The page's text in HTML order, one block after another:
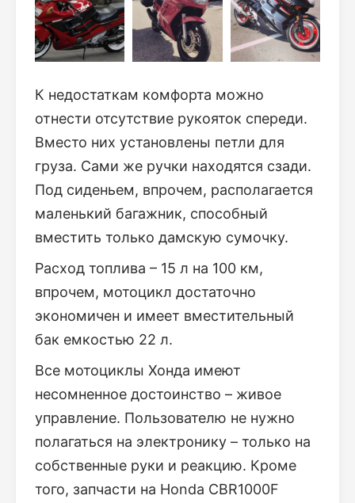
К недостаткам комфорта можно
отнести отсутствие рукояток спереди.
Вместо них установлены петли для
груза. Сами же ручки находятся сзади.
Под сиденьем, впрочем, располагается
маленький багажник, способный
вместить только дамскую сумочку.
Расход топлива – 15 л на 100 км,
впрочем, мотоцикл достаточно
экономичен и имеет вместительный
бак емкостью 22 л.
Все мотоциклы Хонда имеют
несомненное достоинство – живое
управление. Пользователю не нужно
полагаться на электронику – только на
собственные руки и реакцию. Кроме
того, запчасти на Honda CBR1000F